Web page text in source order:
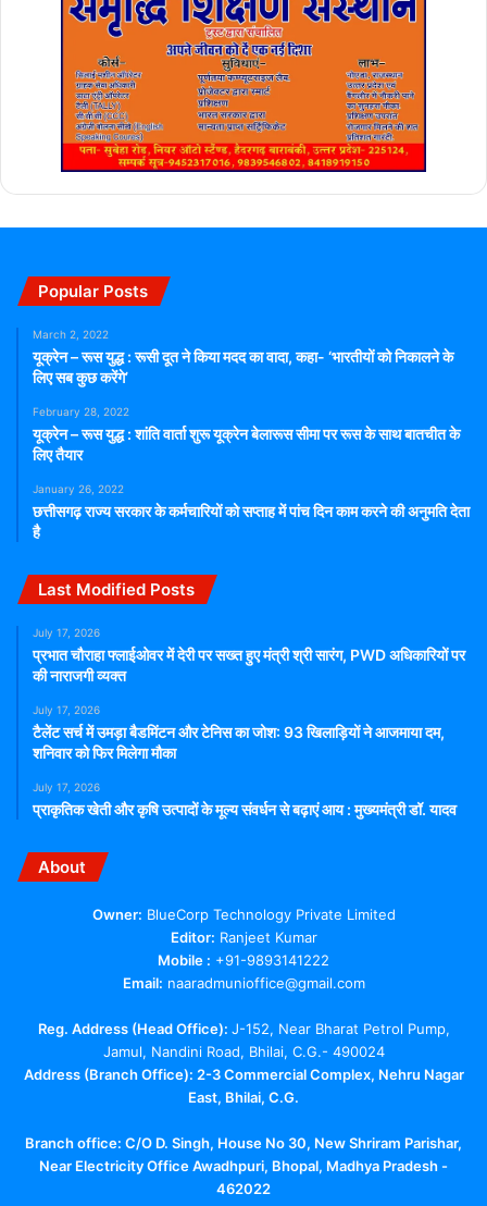
Popular Posts
March 2, 2022
यूक्रेन – रूस युद्ध : रूसी दूत ने किया मदद का वादा, कहा- ‘भारतीयों को निकालने के
लिए सब कुछ करेंगे’
February 28, 2022
यूक्रेन – रूस युद्ध : शांति वार्ता शुरू यूक्रेन बेलारूस सीमा पर रूस के साथ बातचीत के
लिए तैयार
January 26, 2022
छत्तीसगढ़ राज्य सरकार के कर्मचारियों को सप्ताह में पांच दिन काम करने की अनुमति देता
है
Last Modified Posts
July 17, 2026
प्रभात चौराहा फ्लाईओवर में देरी पर सख्त हुए मंत्री श्री सारंग, PWD अधिकारियों पर
की नाराजगी व्यक्त
July 17, 2026
टैलेंट सर्च में उमड़ा बैडमिंटन और टेनिस का जोश: 93 खिलाड़ियों ने आजमाया दम,
शनिवार को फिर मिलेगा मौका
July 17, 2026
प्राकृतिक खेती और कृषि उत्पादों के मूल्य संवर्धन से बढ़ाएं आय : मुख्यमंत्री डॉ. यादव
About
Owner: BlueCorp Technology Private Limited
Editor: Ranjeet Kumar
Mobile : +91-9893141222
Email: naaradmunioffice@gmail.com
Reg. Address (Head Office): J-152, Near Bharat Petrol Pump,
Jamul, Nandini Road, Bhilai, C.G.- 490024
Address (Branch Office): 2-3 Commercial Complex, Nehru Nagar
East, Bhilai, C.G.
Branch office: C/O D. Singh, House No 30, New Shriram Parishar,
Near Electricity Office Awadhpuri, Bhopal, Madhya Pradesh -
462022